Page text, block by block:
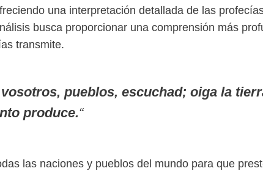
una interpretación detallada de las
busca proporcionar una comprensión más
transmite.
pueblos, escuchad; oiga la
produce.“
las naciones y pueblos del mundo para que